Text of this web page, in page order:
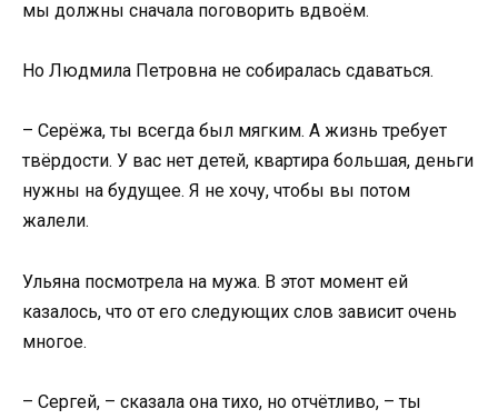
мы должны сначала поговорить вдвоём.
Но Людмила Петровна не собиралась сдаваться.
– Серёжа, ты всегда был мягким. А жизнь требует
твёрдости. У вас нет детей, квартира большая, деньги
нужны на будущее. Я не хочу, чтобы вы потом
жалели.
Ульяна посмотрела на мужа. В этот момент ей
казалось, что от его следующих слов зависит очень
многое.
– Сергей, – сказала она тихо, но отчётливо, – ты